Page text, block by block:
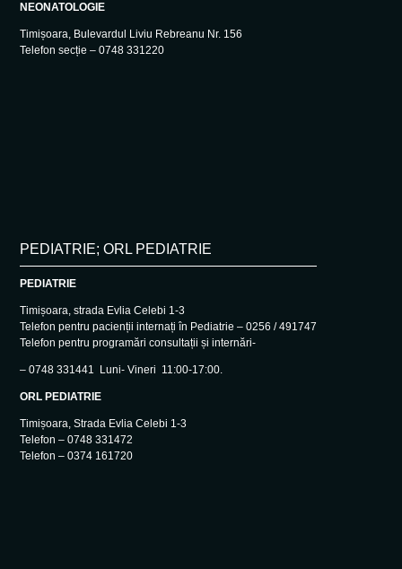
NEONATOLOGIE
Timișoara, Bulevardul Liviu Rebreanu Nr. 156
Telefon secție – 0748 331220
PEDIATRIE; ORL PEDIATRIE
PEDIATRIE
Timișoara, strada Evlia Celebi 1-3
Telefon pentru pacienții internați în Pediatrie – 0256 / 491747
Telefon pentru programări consultații și internări-
– 0748 331441 Luni- Vineri 11:00-17:00.
ORL PEDIATRIE
Timișoara, Strada Evlia Celebi 1-3
Telefon – 0748 331472
Telefon – 0374 161720